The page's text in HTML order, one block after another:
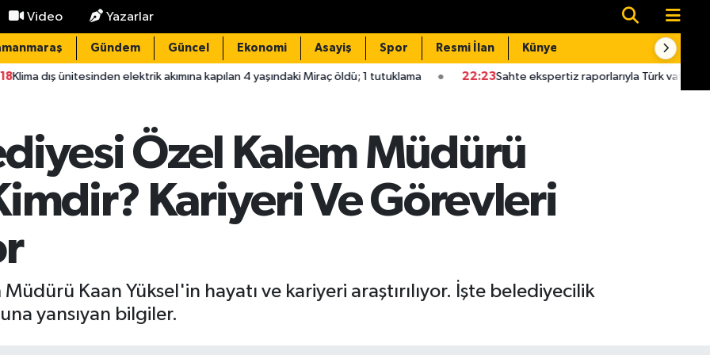
Video Yazarlar
Gündem Güncel Ekonomi Asayiş Spor Resmi İlan Künye
elektrik akımına kapılan 4 yaşındaki Miraç öldü; 1 tutuklama 22:23Sahte ekspertiz raporlarıyla Türk vatandaşlığı
Özel Kalem Müdürü
Kariyeri Ve Görevleri
Kaan Yüksel'in hayatı ve kariyeri araştırılıyor. İşte belediyecilik
yansıyan bilgiler.